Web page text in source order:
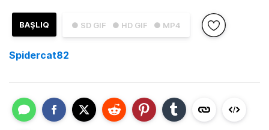
● SD GIF ● HD GIF ● MP4
BAŞLIQ
Spidercat82